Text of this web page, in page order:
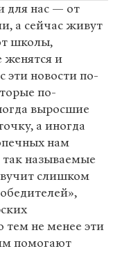
для нас — от
а сейчас живут
школы,
женятся и
эти новости по-
по-
выросшие
а иногда
нам
называемые
слишком
не менее эти
помогают